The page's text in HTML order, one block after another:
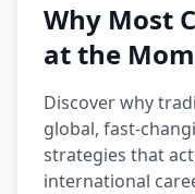
Why Most
at the
Discover why
global, fast-
strategies that
international